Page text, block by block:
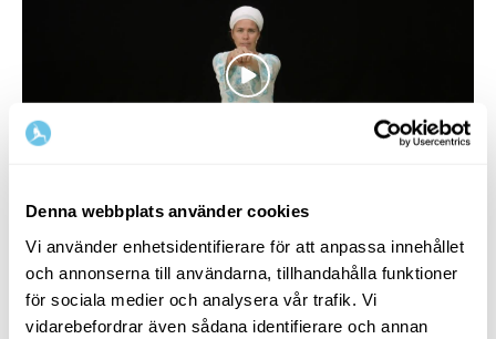
Denna webbplats använder cookies
Vi använder enhetsidentifierare för att anpassa innehållet
och annonserna till användarna, tillhandahålla funktioner
för sociala medier och analysera vår trafik. Vi
vidarebefordrar även sådana identifierare och annan
Stärk nervsystemet
Kundaliniyoga med Emma Öberg
Finn din inre balans och gå från mörker till ljus, från
rädsla till kärlek med dessa fyra korta övningar.